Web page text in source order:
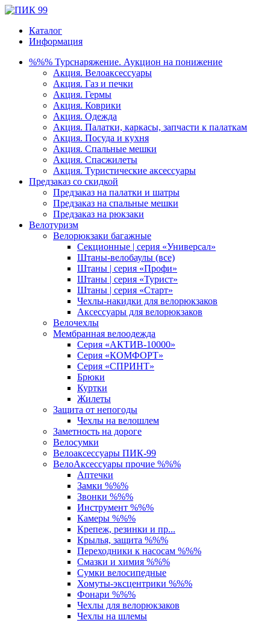
Каталог
Информация
%%% Турснаряжение. Аукцион на понижение
Акция. Велоаксессуары
Акция. Газ и печки
Акция. Гермы
Акция. Коврики
Акция. Одежда
Акция. Палатки, каркасы, запчасти к палаткам
Акция. Посуда и кухня
Акция. Спальные мешки
Акция. Спасжилеты
Акция. Туристические аксессуары
Предзаказ со скидкой
Предзаказ на палатки и шатры
Предзаказ на спальные мешки
Предзаказ на рюкзаки
Велотуризм
Велорюкзаки багажные
Секционные | серия «Универсал»
Штаны-велобаулы (все)
Штаны | серия «Профи»
Штаны | серия «Турист»
Штаны | серия «Старт»
Чехлы-накидки для велорюкзаков
Аксессуары для велорюкзаков
Велочехлы
Мембранная велоодежда
Серия «АКТИВ-10000»
Серия «КОМФОРТ»
Серия «СПРИНТ»
Брюки
Куртки
Жилеты
Защита от непогоды
Чехлы на велошлем
Заметность на дороге
Велосумки
Велоаксессуары ПИК-99
ВелоАксессуары прочие %%%
Аптечки
Замки %%%
Звонки %%%
Инструмент %%%
Камеры %%%
Крепеж, резинки и пр...
Крылья, защита %%%
Переходники к насосам %%%
Смазки и химия %%%
Сумки велосипедные
Хомуты-эксцентрики %%%
Фонари %%%
Чехлы для велорюкзаков
Чехлы на шлемы